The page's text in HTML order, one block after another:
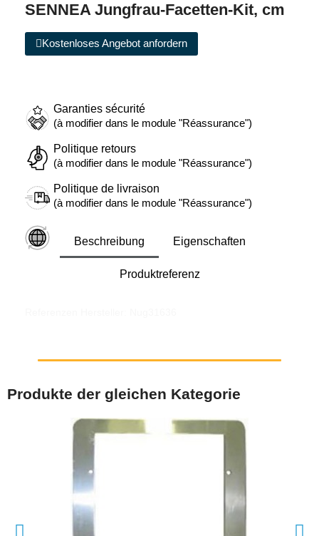
SENNEA Jungfrau-Facetten-Kit, cm
Kostenloses Angebot anfordern
Garanties sécurité
(à modifier dans le module "Réassurance")
Politique retours
(à modifier dans le module "Réassurance")
Politique de livraison
(à modifier dans le module "Réassurance")
Beschreibung Eigenschaften
Produktreferenz
Produkte der gleichen Kategorie